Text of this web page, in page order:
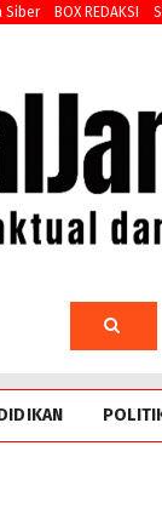
Siber BOX REDAKSI